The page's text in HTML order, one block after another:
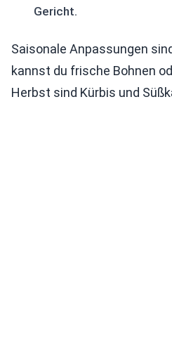
Gericht.
Saisonale Anpassungen
kannst du frische Bohnen
Herbst sind Kürbis und